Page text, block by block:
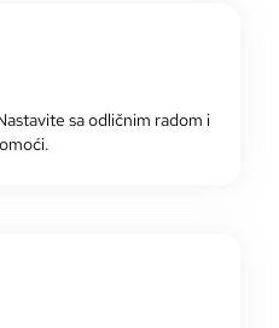
sa odličnim radom i